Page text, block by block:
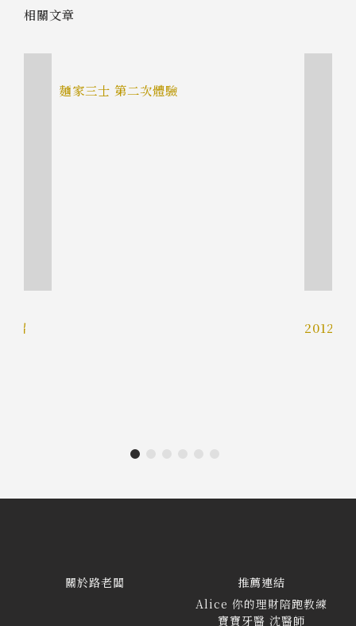
相關文章
紹
麵家三士 第二次體驗
2012 謹
關於路老闆
推薦連結
Alice 你的理財陪跑教練
寶寶牙醫 沈醫師